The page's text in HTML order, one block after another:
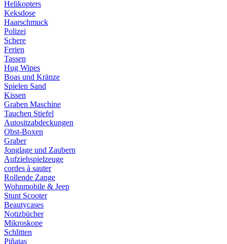
Helikopters
Keksdose
Haarschmuck
Polizei
Schere
Ferien
Tassen
Hug Wipes
Boas und Kränze
Spielen Sand
Kissen
Graben Maschine
Tauchen Stiefel
Autositzabdeckungen
Obst-Boxen
Graber
Jonglage und Zaubern
Aufziehspielzeuge
cordes à sauter
Rollende Zange
Wohnmobile & Jeep
Stunt Scooter
Beautycases
Notizbücher
Mikroskope
Schlitten
Piñatas